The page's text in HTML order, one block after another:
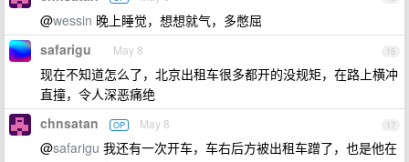
@wessin 晚上睡觉，想想就气，多憋屈
16
safarigu May 8
现在不知道怎么了，北京出租车很多都开的没规矩，在路上横冲
直撞，令人深恶痛绝
17
chnsatan OP May 8
@safarigu 我还有一次开车，车右后方被出租车蹭了，也是他在